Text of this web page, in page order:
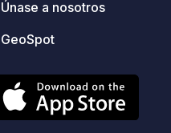
dar la
Únase a nosotros
GeoSpot